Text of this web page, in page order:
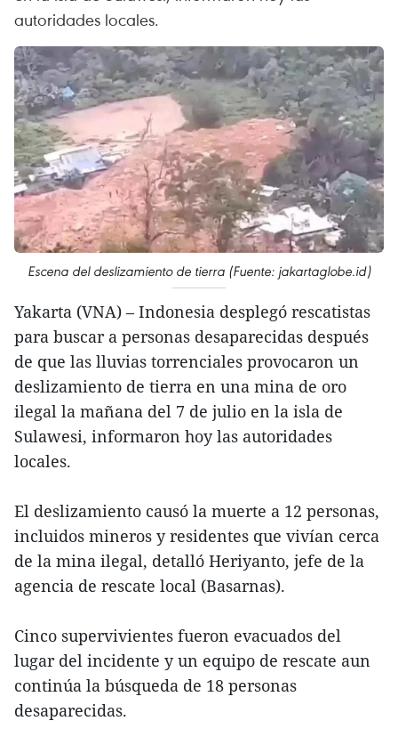
autoridades locales.
Escena del deslizamiento de tierra (Fuente: jakartaglobe.id)
Yakarta (VNA) – Indonesia desplegó rescatistas
para buscar a personas desaparecidas después
de que las lluvias torrenciales provocaron un
deslizamiento de tierra en una mina de oro
ilegal la mañana del 7 de julio en la isla de
Sulawesi, informaron hoy las autoridades
locales.
El deslizamiento causó la muerte a 12 personas,
incluidos mineros y residentes que vivían cerca
de la mina ilegal, detalló Heriyanto, jefe de la
agencia de rescate local (Basarnas).
Cinco supervivientes fueron evacuados del
lugar del incidente y un equipo de rescate aun
continúa la búsqueda de 18 personas
desaparecidas.